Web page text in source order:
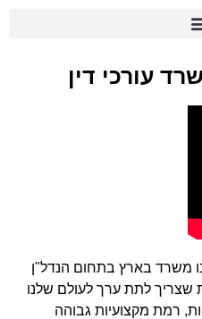
עורכי דין
משרד בארץ בתחום הנדל"ן
שצריך לתת ערך לעולם שלנו
רמת מקצועיות גבוהה